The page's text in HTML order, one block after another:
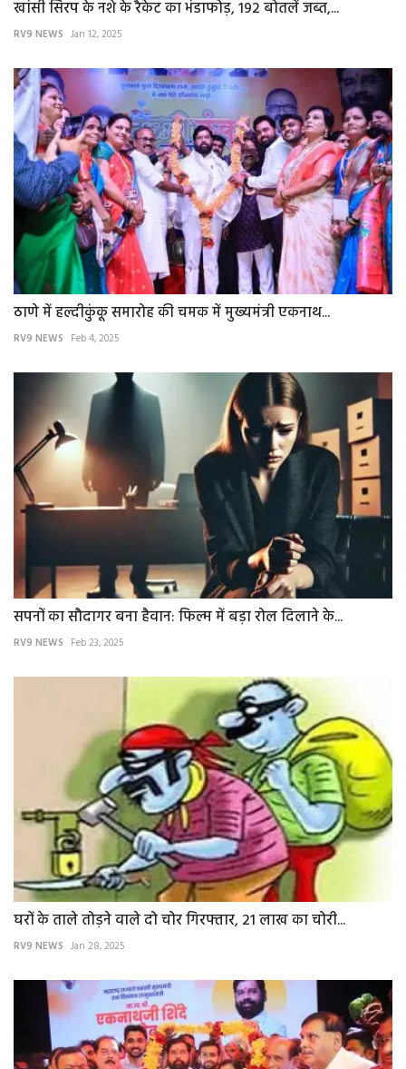
खांसी सिरप के नशे के रैकेट का भंडाफोड़, 192 बोतलें जब्त,...
RV9 NEWS Jan 12, 2025
ठाणे में हल्दीकुंकू समारोह की चमक में मुख्यमंत्री एकनाथ...
RV9 NEWS Feb 4, 2025
सपनों का सौदागर बना हैवान: फिल्म में बड़ा रोल दिलाने के...
RV9 NEWS Feb 23, 2025
घरों के ताले तोड़ने वाले दो चोर गिरफ्तार, 21 लाख का चोरी...
RV9 NEWS Jan 28, 2025